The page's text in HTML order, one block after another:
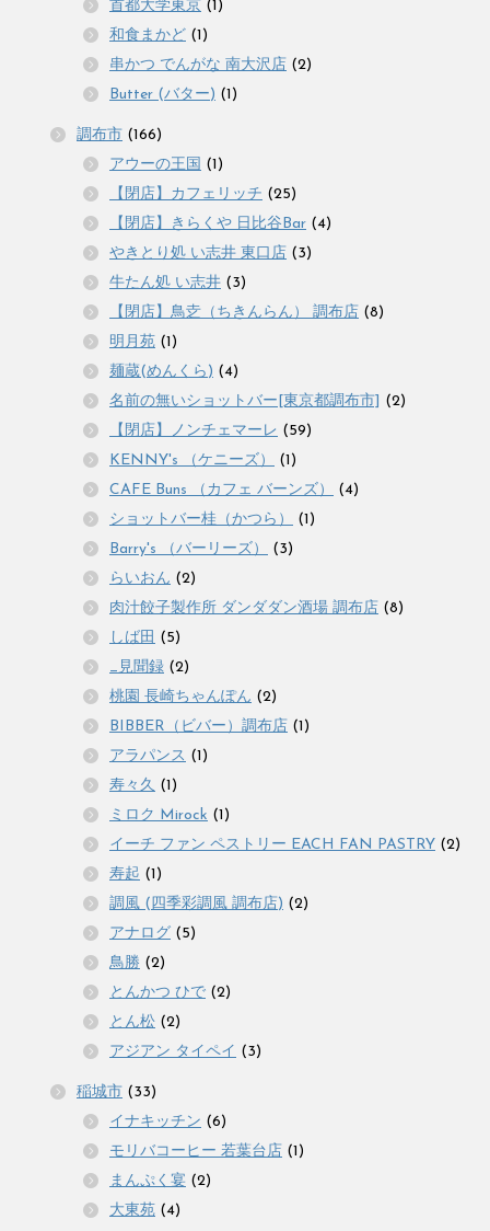
首都大学東京 (1)
和食まかど (1)
串かつ でんがな 南大沢店 (2)
Butter (バター) (1)
調布市 (166)
アウーの王国 (1)
【閉店】カフェリッチ (25)
【閉店】きらくや 日比谷Bar (4)
やきとり処 い志井 東口店 (3)
牛たん処 い志井 (3)
【閉店】鳥赱（ちきんらん） 調布店 (8)
明月苑 (1)
麺蔵(めんくら) (4)
名前の無いショットバー[東京都調布市]
(2)
【閉店】ノンチェマーレ (59)
KENNY's （ケニーズ）
(1)
CAFE Buns （カフェ バーンズ）
(4)
ショットバー桂（かつら）
(1)
Barry's （バーリーズ）
(3)
らいおん (2)
肉汁餃子製作所 ダンダダン酒場 調布店 (8)
しば田 (5)
_見聞録 (2)
桃園 長崎ちゃんぽん (2)
BIBBER（ビバー）調布店 (1)
アラパンス (1)
寿々久 (1)
ミロク Mirock (1)
イーチ ファン ペストリー EACH FAN PASTRY (2)
寿起 (1)
調風 (四季彩調風 調布店) (2)
アナログ (5)
鳥勝 (2)
とんかつ ひで (2)
とん松 (2)
アジアン タイペイ (3)
稲城市 (33)
イナキッチン (6)
モリバコーヒー 若葉台店 (1)
まんぷく宴 (2)
大東苑 (4)